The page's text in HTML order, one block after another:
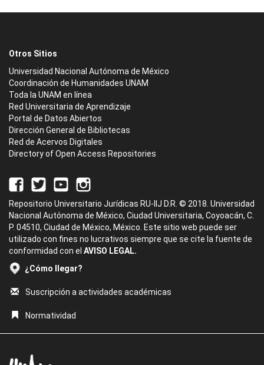
Otros Sitios
Universidad Nacional Autónoma de México
Coordinación de Humanidades UNAM
Toda la UNAM en línea
Red Universitaria de Aprendizaje
Portal de Datos Abiertos
Dirección General de Bibliotecas
Red de Acervos Digitales
Directory of Open Access Repositories
Repositorio Universitario Jurídicas RU-IIJ D.R. © 2018. Universidad
Nacional Autónoma de México, Ciudad Universitaria, Coyoacán, C.
P. 04510, Ciudad de México, México. Este sitio web puede ser
utilizado con fines no lucrativos siempre que se cite la fuente de
conformidad con el AVISO LEGAL.
¿Cómo llegar?
Suscripción a actividades académicas
Normatividad